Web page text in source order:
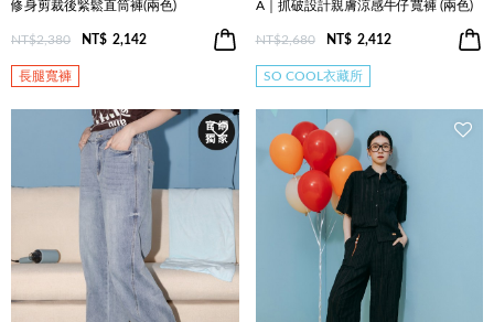
修身剪裁後緊鬆直筒褲(兩色)
NT$2,380 NT$ 2,142
長腿寬褲
A｜抓破設計親膚涼感牛仔寬褲 (兩色)
NT$2,680 NT$ 2,412
SO COOL衣藏所